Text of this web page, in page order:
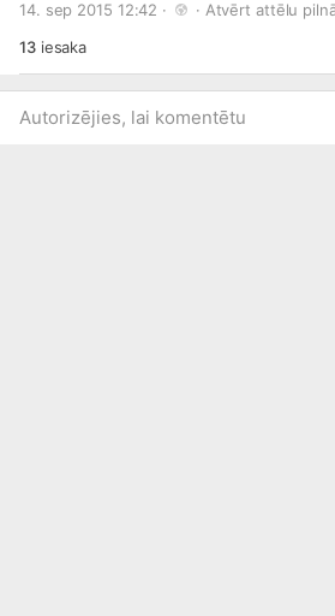
14. sep 2015 12:42 · · Atvērt attēlu
13iesaka
Autorizējies, lai komentētu